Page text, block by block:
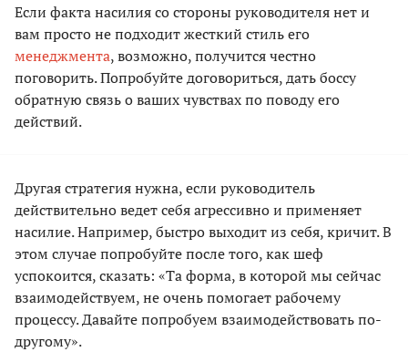
Если факта насилия со стороны руководителя нет и
вам просто не подходит жесткий стиль его
менеджмента, возможно, получится честно
поговорить. Попробуйте договориться, дать боссу
обратную связь о ваших чувствах по поводу его
действий.
Другая стратегия нужна, если руководитель
действительно ведет себя агрессивно и применяет
насилие. Например, быстро выходит из себя, кричит. В
этом случае попробуйте после того, как шеф
успокоится, сказать: «‎Та форма, в которой мы сейчас
взаимодействуем, не очень помогает рабочему
процессу. Давайте попробуем взаимодействовать по-
другому»‎.